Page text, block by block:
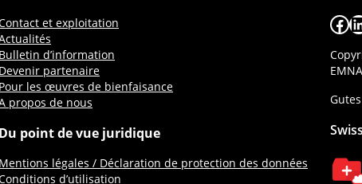
et exploitation
Bulletin d’information
Devenir partenaire
Pour les œuvres de bienfaisance
propos de nous
Du point de vue juridique
Mentions légales / Déclaration de protection des données
d’utilisation